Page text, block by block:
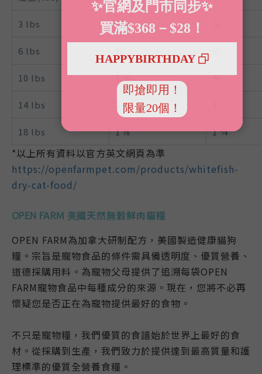
3 lbs ½
6 lbs
10 lbs 1 ⅛ ¾
14 lbs 1 ⅝
18 lbs 1 ⅞ 1 ¼
*以上所有資料以官方英文網頁為準
https://openfarmpet.com/products/whitefish-
dry-cat-food/
OPEN FARM 美國 天然無穀鮮肉貓糧
OPEN FARM為加拿大研制配方，美國製造健康貓狗
糧。宗旨是寵物食品的條件需具備透明度、優質營養、
道德採購用料。為寵物父母提供了追溯每袋OPEN
FARM寵物食品中每種成分的來源。現在，您將不必再
懷疑您是否正在為寵物提供最好的食物。
不只是寵物糧，我們優質的食譜始於世界上最好的食
材。 從採購到生產，我們致力於提供達到最高質量和護
理標準的優質全營養食糧。